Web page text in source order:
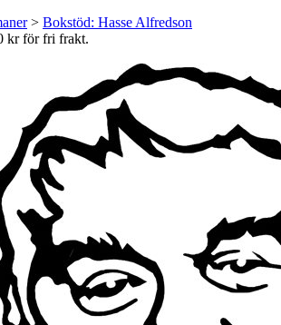
> Bokstöd: Hasse Alfredson
kr för fri frakt.